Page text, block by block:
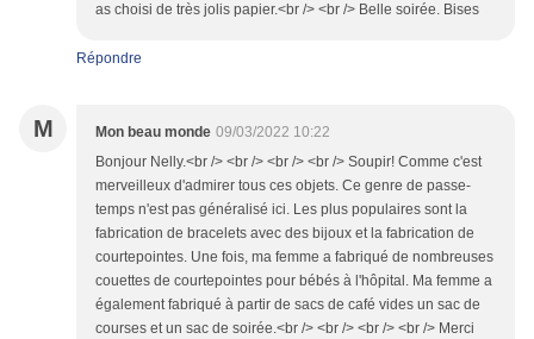
as choisi de très jolis papier.<br /> <br /> Belle soirée. Bises
Répondre
M Mon beau monde 09/03/2022 10:22
Bonjour Nelly.<br /> <br /> <br /> <br /> Soupir! Comme c'est
merveilleux d'admirer tous ces objets. Ce genre de passe-
temps n'est pas généralisé ici. Les plus populaires sont la
fabrication de bracelets avec des bijoux et la fabrication de
courtepointes. Une fois, ma femme a fabriqué de nombreuses
couettes de courtepointes pour bébés à l'hôpital. Ma femme a
également fabriqué à partir de sacs de café vides un sac de
courses et un sac de soirée.<br /> <br /> <br /> <br /> Merci